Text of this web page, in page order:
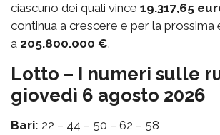
ciascuno dei quali vince 19.317,65
continua a crescere e per la prossima
a 205.800.000 €.
Lotto – I numeri sulle
giovedì 6 agosto 2026
Bari: 22 – 44 – 50 – 62 – 58